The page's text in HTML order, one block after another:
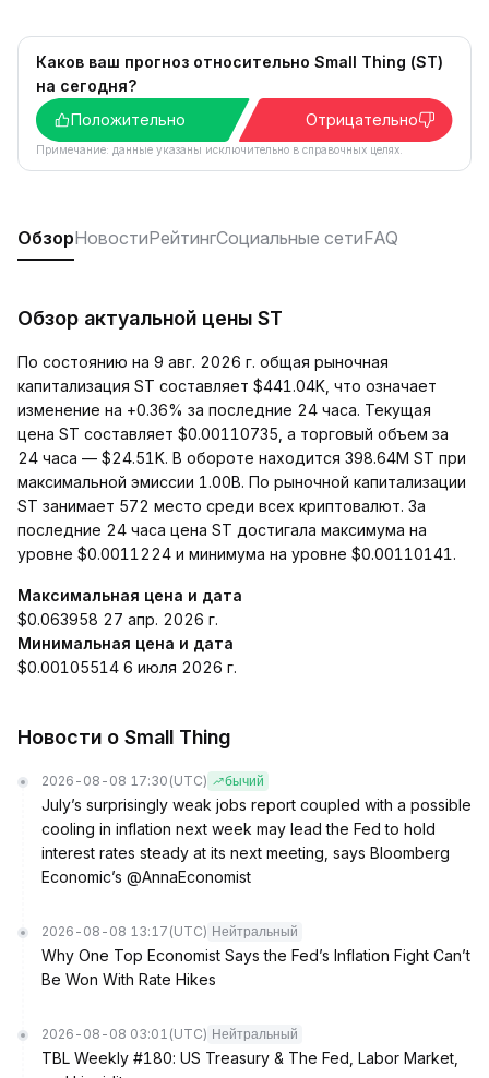
Каков ваш прогноз относительно Small Thing (ST)
на сегодня?
Положительно
Отрицательно
Примечание: данные указаны исключительно в справочных целях.
ОбзорНовостиРейтингСоциальные сетиFAQ
Обзор актуальной цены ST
По состоянию на 9 авг. 2026 г. общая рыночная
капитализация ST составляет $441.04K, что означает
изменение на +0.36% за последние 24 часа. Текущая
цена ST составляет $0.00110735, а торговый объем за
24 часа — $24.51K. В обороте находится 398.64M ST при
максимальной эмиссии 1.00B. По рыночной капитализации
ST занимает 572 место среди всех криптовалют. За
последние 24 часа цена ST достигала максимума на
уровне $0.0011224 и минимума на уровне $0.00110141.
Максимальная цена и дата
$0.063958 27 апр. 2026 г.
Минимальная цена и дата
$0.00105514 6 июля 2026 г.
Новости о Small Thing
2026-08-08 17:30 (UTC) бычий
July’s surprisingly weak jobs report coupled with a possible
cooling in inflation next week may lead the Fed to hold
interest rates steady at its next meeting, says Bloomberg
Economic’s @AnnaEconomist
2026-08-08 13:17 (UTC) Нейтральный
Why One Top Economist Says the Fed’s Inflation Fight Can’t
Be Won With Rate Hikes
2026-08-08 03:01 (UTC) Нейтральный
TBL Weekly #180: US Treasury & The Fed, Labor Market,